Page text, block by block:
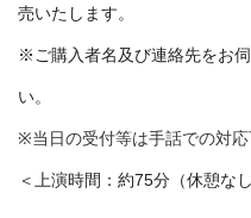
売いたします。
※ご購入者名及び連絡先をお
い。
※当日の受付等は手話での対応
＜上演時間：約75分（休憩な